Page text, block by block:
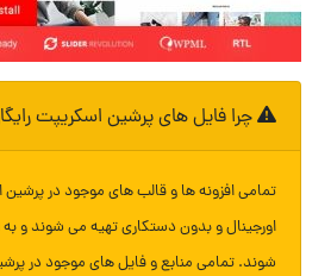
چرا فایل های پرشین اسکریپت
تمامی افزونه ها و قالب های موجود در
اورجینال و بدون دستکاری تهیه می شوند و
شوند. تمامی منابع و فایل های موجود در